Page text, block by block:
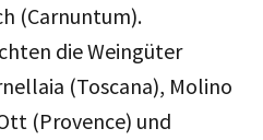
(Carnuntum).
die Weingüter
(Toscana), Molino
(Provence) und